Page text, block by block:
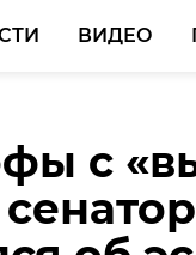
ВИДЕО
с и